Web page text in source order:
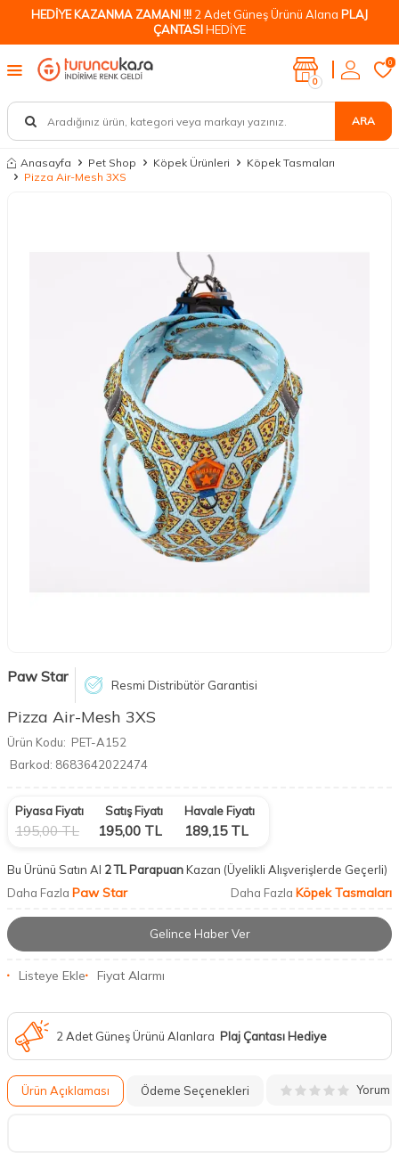
HEDİYE KAZANMA ZAMANI !!! 2 Adet Güneş Ürünü Alana PLAJ
ÇANTASIHEDİYE
ARA
0
0
Anasayfa Pet Shop Köpek Ürünleri
Köpek Tasmaları
Pizza Air-Mesh 3XS
Paw Star Resmi Distribütör Garantisi
Pizza Air-Mesh 3XS
Ürün Kodu: PET-A152
Barkod: 8683642022474
Piyasa Fiyatı
195,00TL
Satış Fiyatı
195,00 TL
Havale Fiyatı
189,15TL
Bu Ürünü Satın Al 2 TL ParapuanKazan (Üyelikli Alışverişlerde Geçerli)
Daha Fazla Paw Star Daha Fazla Köpek Tasmaları
Gelince Haber Ver
Listeye Ekle Fiyat Alarmı
2 Adet Güneş Ürünü Alanlara Plaj Çantası Hediye
Ürün Açıklaması Ödeme Seçenekleri Yorum